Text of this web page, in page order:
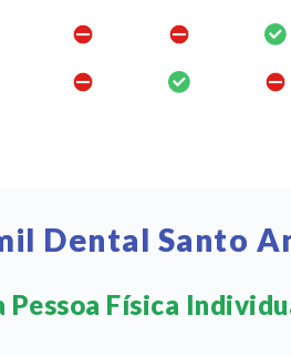
Dental Santo
Física